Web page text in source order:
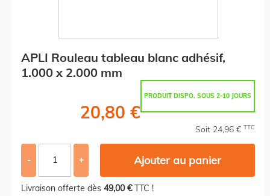
APLI Rouleau tableau blanc adhésif,
1.000 x 2.000 mm
PRODUIT DISPO. SOUS 2-10 JOURS
20,80 €
Soit 24,96 € TTC
- + Ajouter au panier
Livraison offerte dès 49,00 €TTC !